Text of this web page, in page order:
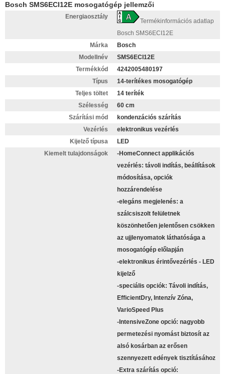
Bosch SMS6ECI12E mosogatógép jellemzői
Energiaosztály
Termékinformációs adatlap
Bosch SMS6ECI12E
Márka
Bosch
Modellnév
SMS6ECI12E
Termékkód
4242005480197
Típus
14-terítékes mosogatógép
Teljes töltet
14 teríték
Szélesség
60 cm
Szárítási mód
kondenzációs szárítás
Vezérlés
elektronikus vezérlés
Kijelző típusa
LED
Kiemelt tulajdonságok
-HomeConnect applikációs
vezérlés: távoli indítás, beállítások
módosítása, opciók
hozzárendelése
-elegáns megjelenés: a
szálcsiszolt felületnek
köszönhetően jelentősen csökken
az ujjlenyomatok láthatósága a
mosogatógép előlapján
-elektronikus érintővezérlés - LED
kijelző
-speciális opciók: Távoli indítás,
EfficientDry, Intenzív Zóna,
VarioSpeed Plus
-IntensiveZone opció: nagyobb
permetezési nyomást biztosít az
alsó kosárban az erősen
szennyezett edények tisztításához
-Extra szárítás opció: